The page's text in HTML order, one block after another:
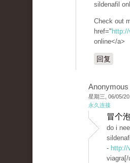
sildenafil
Check out
href="
online</a>
回复
星期三, 06/05/
永久连接
冒个
do i
- http://
viagra[/